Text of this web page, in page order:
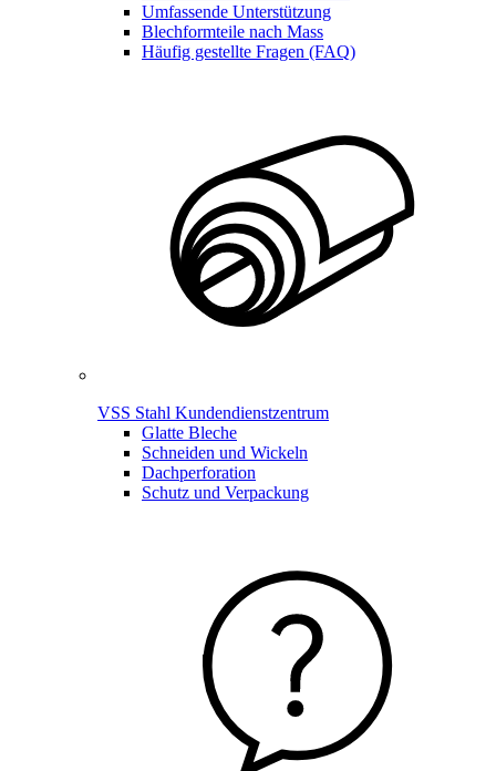
Umfassende Unterstützung
Blechformteile nach Mass
Häufig gestellte Fragen (FAQ)
VSS Stahl Kundendienstzentrum
Glatte Bleche
Schneiden und Wickeln
Dachperforation
Schutz und Verpackung